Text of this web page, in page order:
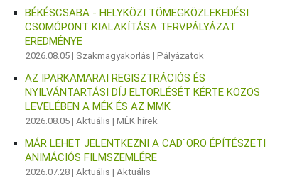
BÉKÉSCSABA - HELYKÖZI TÖMEGKÖZLEKEDÉSI
CSOMÓPONT KIALAKÍTÁSA TERVPÁLYÁZAT
EREDMÉNYE
2026.08.05 | Szakmagyakorlás |Pályázatok
AZ IPARKAMARAI REGISZTRÁCIÓS ÉS
NYILVÁNTARTÁSI DÍJ ELTÖRLÉSÉT KÉRTE KÖZÖS
LEVELÉBEN A MÉK ÉS AZ MMK
2026.08.05 |Aktuális |MÉK hírek
MÁR LEHET JELENTKEZNI A CAD`ORO ÉPÍTÉSZETI
ANIMÁCIÓS FILMSZEMLÉRE
2026.07.28 |Aktuális |Aktuális